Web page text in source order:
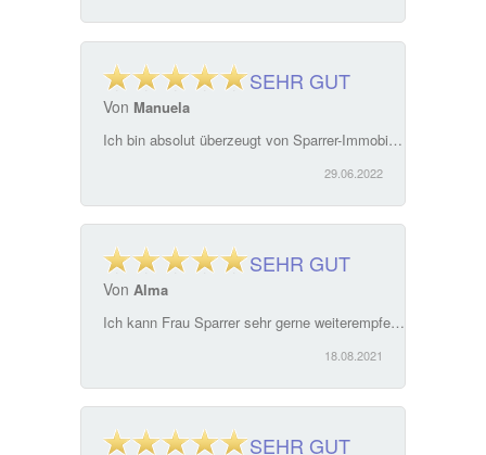
SEHR GUT
Von Manuela
Ich bin absolut überzeugt von Sparrer-Immobilien. Sehr kompetent und freundlich. Hilfe und Lösung für alle Fragen rund um, ich empfehle das Team auf jeden Fall weiter. Frau Sparrer setzt sich für alle Belange Kaufvertrag, Verkauf von Immobilien mit großer Erfahrung, Kompetenz und Menschlichkeit ein.
29.06.2022
SEHR GUT
Von Alma
Ich kann Frau Sparrer sehr gerne weiterempfehlen. Alles verlief komplikationlos . Sehr einfache Kommunikation sowohl mit Frau Sparrer als auch mit ihrer Kolleginnen ! Kompetentes Team
18.08.2021
SEHR GUT